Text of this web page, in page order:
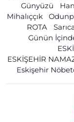
Günyüzü
Han
Mihalıççık
ROTA
Günün
ESKİŞEHİR
Eskişehir